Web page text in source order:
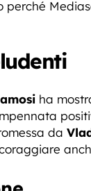
ha
da